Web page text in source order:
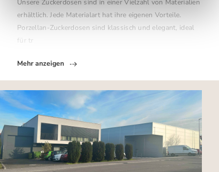
Unsere Zuckerdosen sind in einer Vielzahl von Materialien
erhältlich. Jede Materialart hat ihre eigenen Vorteile.
Porzellan-Zuckerdosen sind klassisch und elegant, ideal
für tr
Mehr anzeigen